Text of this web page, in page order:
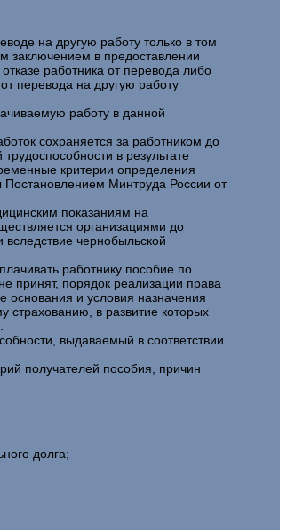
на другую работу только в том
заключением в предоставлении
работника от перевода либо
перевода на другую работу
работу в данной
сохраняется за работником до
в результате
критерии определения
Постановлением Минтруда России от
показаниям на
организациями до
чернобыльской
работнику пособие по
принят, порядок реализации права
основания и условия назначения
страхованию, в развитие которых
выдаваемый в соответствии
получателей пособия, причин
долга;